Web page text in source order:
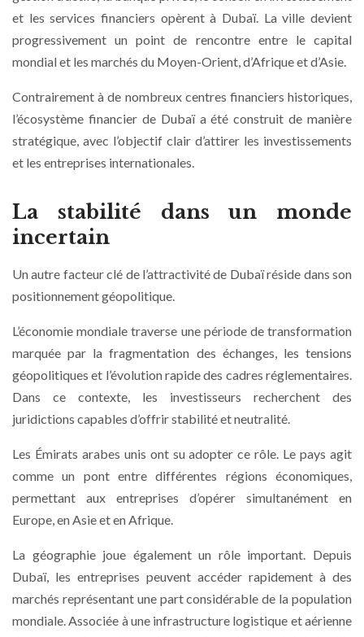
et les services financiers opèrent à Dubaï. La ville devient
progressivement un point de rencontre entre le capital
mondial et les marchés du Moyen-Orient, d’Afrique et d’Asie.
Contrairement à de nombreux centres financiers historiques,
l’écosystème financier de Dubaï a été construit de manière
stratégique, avec l’objectif clair d’attirer les investissements
et les entreprises internationales.
La stabilité dans un monde
incertain
Un autre facteur clé de l’attractivité de Dubaï réside dans son
positionnement géopolitique.
L’économie mondiale traverse une période de transformation
marquée par la fragmentation des échanges, les tensions
géopolitiques et l’évolution rapide des cadres réglementaires.
Dans ce contexte, les investisseurs recherchent des
juridictions capables d’offrir stabilité et neutralité.
Les Émirats arabes unis ont su adopter ce rôle. Le pays agit
comme un pont entre différentes régions économiques,
permettant aux entreprises d’opérer simultanément en
Europe, en Asie et en Afrique.
La géographie joue également un rôle important. Depuis
Dubaï, les entreprises peuvent accéder rapidement à des
marchés représentant une part considérable de la population
mondiale. Associée à une infrastructure logistique et aérienne